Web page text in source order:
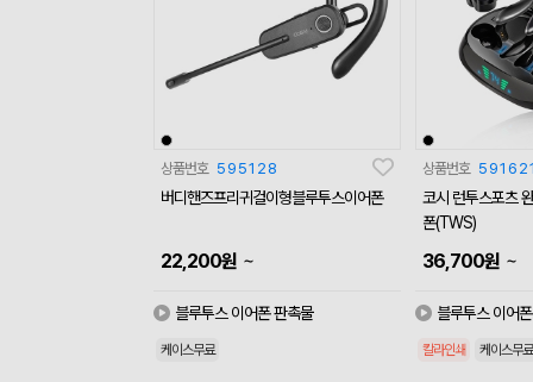
상품번호 595128
버디핸즈프리귀걸이형블루투스이어폰
22,200원 ~
블루투스 이어폰 판촉물
케이스무료
상품번호
코시 런투스포츠
폰(TWS)
36,700원 ~
블루투스 이어
칼라인쇄 케이스무료